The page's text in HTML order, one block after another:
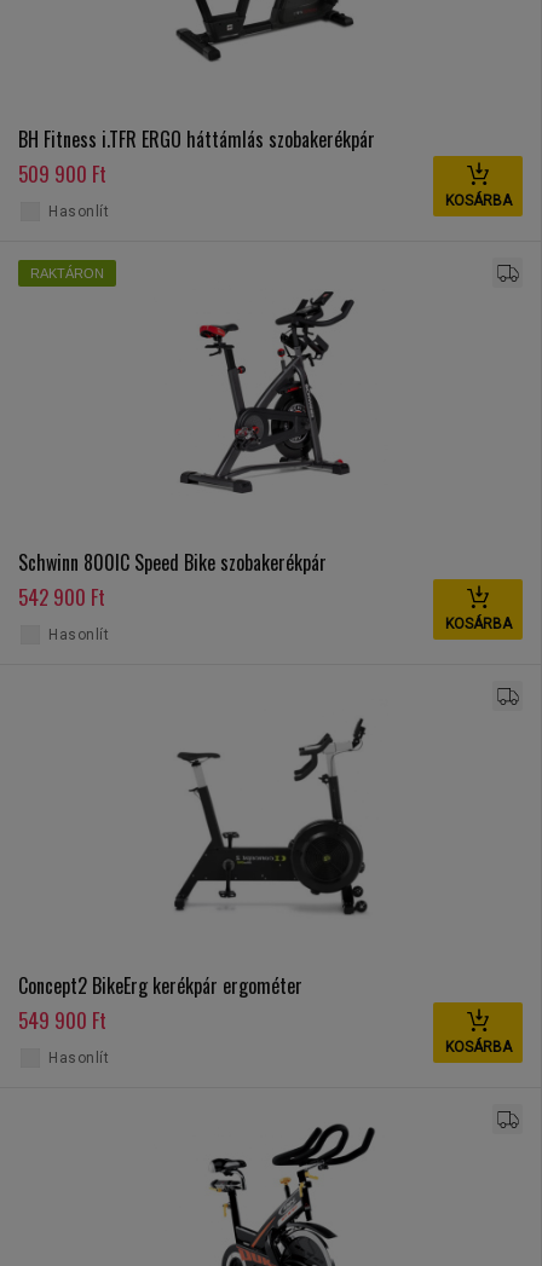
BH Fitness i.TFR ERGO háttámlás szobakerékpár
509 900 Ft
KOSÁRBA
Hasonlít
RAKTÁRON
Schwinn 800IC Speed Bike szobakerékpár
542 900 Ft
KOSÁRBA
Hasonlít
Concept2 BikeErg kerékpár ergométer
549 900 Ft
KOSÁRBA
Hasonlít